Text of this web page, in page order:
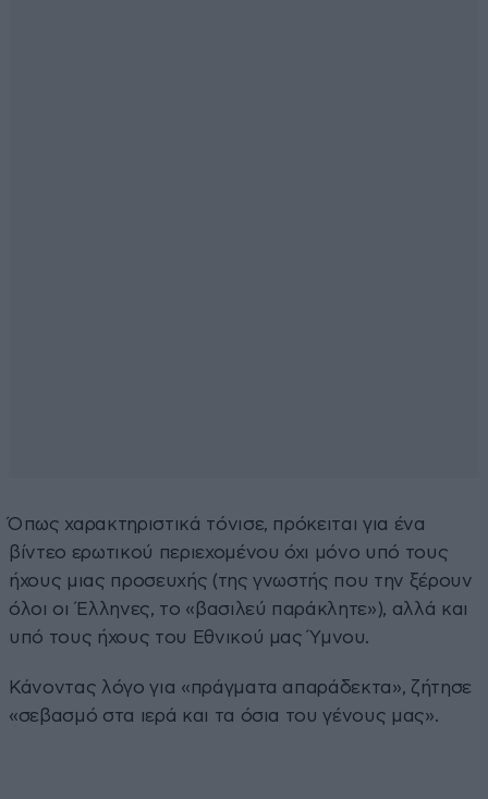
Όπως χαρακτηριστικά τόνισε, πρόκειται για ένα
βίντεο ερωτικού περιεχομένου όχι μόνο υπό τους
ήχους μιας προσευχής (της γνωστής που την ξέρουν
όλοι οι Έλληνες, το «βασιλεύ παράκλητε»), αλλά και
υπό τους ήχους του Εθνικού μας Ύμνου.
Κάνοντας λόγο για «πράγματα απαράδεκτα», ζήτησε
«σεβασμό στα ιερά και τα όσια του γένους μας».